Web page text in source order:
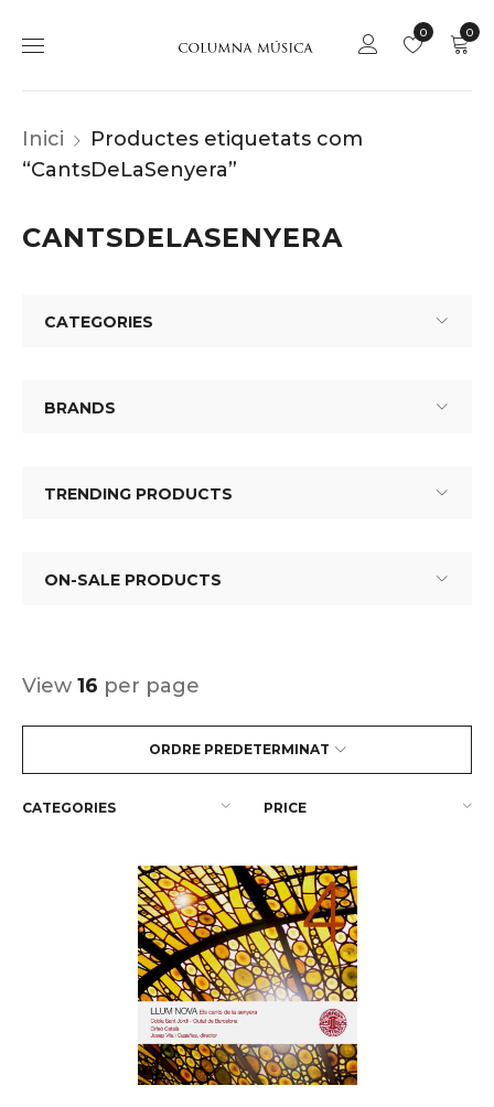
0
0
Inici
Productes etiquetats com
“CantsDeLaSenyera”
CANTSDELASENYERA
CATEGORIES
BRANDS
TRENDING PRODUCTS
ON-SALE PRODUCTS
ORDRE PREDETERMINAT
View 16 per page
CATEGORIES PRICE